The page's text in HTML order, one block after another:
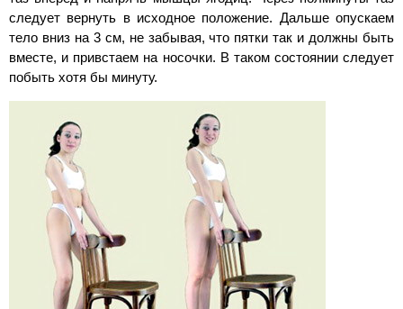
следует вернуть в исходное положение. Дальше опускаем
тело вниз на 3 см, не забывая, что пятки так и должны быть
вместе, и привстаем на носочки. В таком состоянии следует
побыть хотя бы минуту.